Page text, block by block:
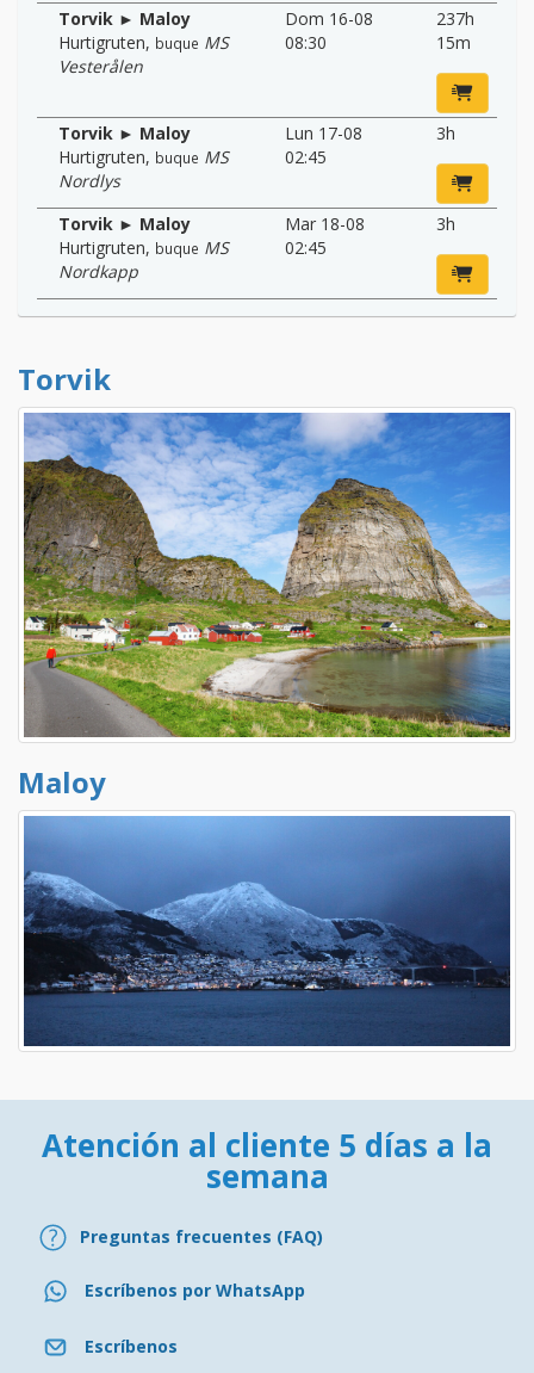
Torvik ► Maloy
Hurtigruten, buque MS
Vesterålen
Dom 16-08
08:30
237h
15m
Torvik ► Maloy
Hurtigruten, buque MS
Nordlys
Lun 17-08
02:45
3h
Torvik ► Maloy
Hurtigruten, buque MS
Nordkapp
Mar 18-08
02:45
3h
Torvik
Maloy
Atención al cliente 5 días a la
semana
Preguntas frecuentes (FAQ)
Escríbenos por WhatsApp
Escríbenos